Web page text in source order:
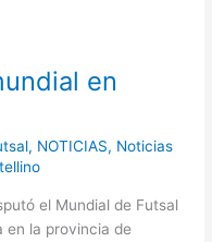
en
, NOTICIAS, Noticias
el Mundial de Futsal
en la provincia de